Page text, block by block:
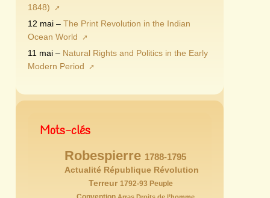
1848)
12 mai – The Print Revolution in the Indian
Ocean World
11 mai – Natural Rights and Politics in the Early
Modern Period
Mots-clés
Robespierre
146/146 1788-1795
77/146
Actualité
72/146 République
65/146
Révolution
Terreur
59/146 1792-93
54/146 Peuple
52/146